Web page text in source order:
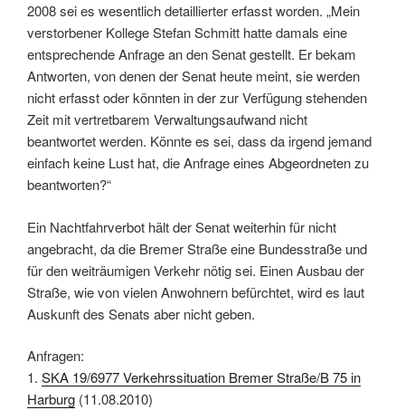
2008 sei es wesentlich detaillierter erfasst worden. „Mein
verstorbener Kollege Stefan Schmitt hatte damals eine
entsprechende Anfrage an den Senat gestellt. Er bekam
Antworten, von denen der Senat heute meint, sie werden
nicht erfasst oder könnten in der zur Verfügung stehenden
Zeit mit vertretbarem Verwaltungsaufwand nicht
beantwortet werden. Könnte es sei, dass da irgend jemand
einfach keine Lust hat, die Anfrage eines Abgeordneten zu
beantworten?“
Ein Nachtfahrverbot hält der Senat weiterhin für nicht
angebracht, da die Bremer Straße eine Bundesstraße und
für den weiträumigen Verkehr nötig sei. Einen Ausbau der
Straße, wie von vielen Anwohnern befürchtet, wird es laut
Auskunft des Senats aber nicht geben.
Anfragen:
1. SKA 19/6977 Verkehrssituation Bremer Straße/B 75 in
Harburg (11.08.2010)